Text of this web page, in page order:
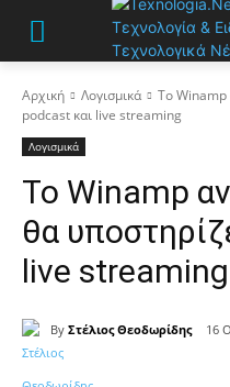
Αρχική Λογισμικά
Το Winamp
podcast και live streaming
Λογισμικά
Το Winamp
θα
live streaming
By Στέλιος Θεοδωρίδης 16